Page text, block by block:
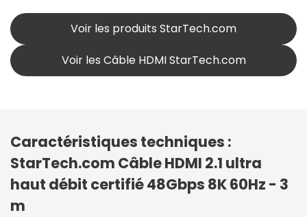
Voir les produits StarTech.com
Voir les Câble HDMI StarTech.com
Caractéristiques techniques :
StarTech.com Câble HDMI 2.1 ultra
haut débit certifié 48Gbps 8K 60Hz - 3
m